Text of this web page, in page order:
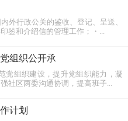
外行政公关的鉴收、登记、呈送、
鉴和介绍信的管理工作；・...
组织公开承
党组织建设，提升党组织能力，凝
社区两委沟通协调，提高班子...
计划